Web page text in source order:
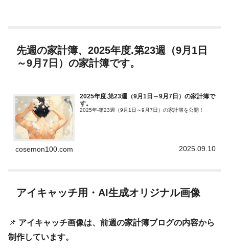
先週の家計簿、2025年度.第23週（9月1日
～9月7日）の家計簿です。
2025年度.第23週（9月1日～9月7日）の家計簿で
す。
2025年-第23週（9月1日～9月7日）の家計簿を公開！
cosemon100.com 2025.09.10
アイキャッチ用・AI生成オリジナル画像
📌 アイキャッチ画像は、前週の家計簿ブログの内容から
制作しています。